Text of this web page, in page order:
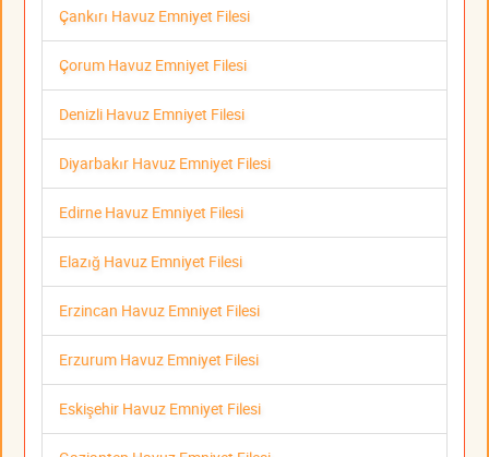
Çankırı Havuz Emniyet Filesi
Çorum Havuz Emniyet Filesi
Denizli Havuz Emniyet Filesi
Diyarbakır Havuz Emniyet Filesi
Edirne Havuz Emniyet Filesi
Elazığ Havuz Emniyet Filesi
Erzincan Havuz Emniyet Filesi
Erzurum Havuz Emniyet Filesi
Eskişehir Havuz Emniyet Filesi